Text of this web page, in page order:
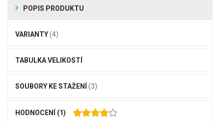
POPIS PRODUKTU
VARIANTY(4)
TABULKA VELIKOSTÍ
SOUBORY KE STAŽENÍ (3)
HODNOCENÍ (1)